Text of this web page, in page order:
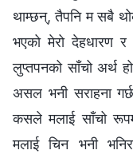
थाम्छन्, तैपनि म सबै
भएको मेरो देहधारण र
लुप्तपनको साँचो अर्थ
असल भनी सराहना
कसले मलाई साँचो
मलाई चिन भनी